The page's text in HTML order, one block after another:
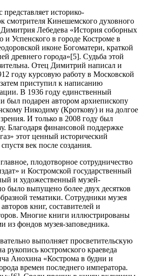
историко-
смотрителя Кинешемского духовного
Лебедева «История соборных
и Успенского в городе Костроме в
иконе Богоматери, краткой
древнего города»[5]. Судьба этой
Отец Димитрий написал и
году курсовую работу в Московской
приступил к написанию
В 1936 году единственный
был подарен автором архиепископу
Никодиму (Кроткову) и на долгое
И только в 2008 году был
Благодаря финансовой поддержке
этот ценный исторический
век после создания.
плодотворное сотрудничество
и Костромской государственный
и художественный музей-
было выпущено более двух десятков
тематики. Сотрудники музея
книг, составителей и
Многие книги иллюстрированы
из фондов музея-заповедника.
выполняет просветительскую
костромского краеведа
Анохина «Кострома в будни и
времен последнего императора.